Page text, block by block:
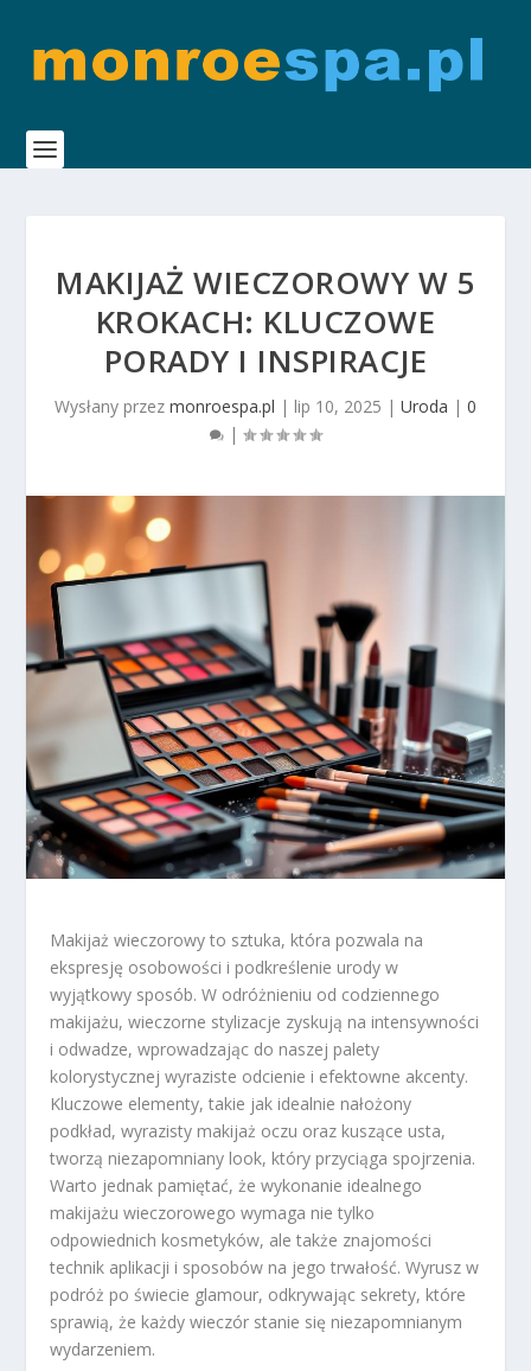
MAKIJAŻ WIECZOROWY W 5
KROKACH: KLUCZOWE
PORADY I INSPIRACJE
Wysłany przez monroespa.pl | lip 10, 2025 | Uroda | 0
|
Makijaż wieczorowy to sztuka, która pozwala na
ekspresję osobowości i podkreślenie urody w
wyjątkowy sposób. W odróżnieniu od codziennego
makijażu, wieczorne stylizacje zyskują na intensywności
i odwadze, wprowadzając do naszej palety
kolorystycznej wyraziste odcienie i efektowne akcenty.
Kluczowe elementy, takie jak idealnie nałożony
podkład, wyrazisty makijaż oczu oraz kuszące usta,
tworzą niezapomniany look, który przyciąga spojrzenia.
Warto jednak pamiętać, że wykonanie idealnego
makijażu wieczorowego wymaga nie tylko
odpowiednich kosmetyków, ale także znajomości
technik aplikacji i sposobów na jego trwałość. Wyrusz w
podróż po świecie glamour, odkrywając sekrety, które
sprawią, że każdy wieczór stanie się niezapomnianym
wydarzeniem.